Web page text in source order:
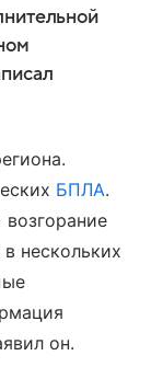
БПЛА.
нескольких
он.